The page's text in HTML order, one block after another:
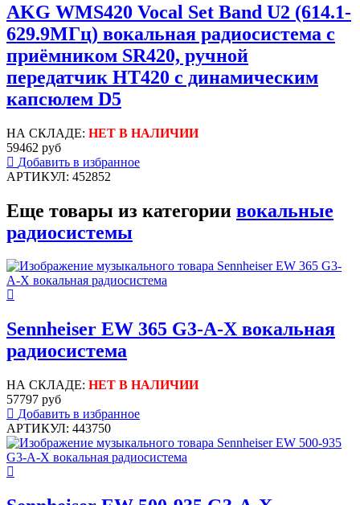
AKG WMS420 Vocal Set Band U2 (614.1-
629.9МГц) вокальная радиосистема с
приёмником SR420, ручной
передатчик HT420 с динамическим
капсюлем D5
НА СКЛАДЕ: НЕТ В НАЛИЧИИ
59462 руб
Добавить в избранное
АРТИКУЛ: 452852
Еще товары из категории вокальные
радиосистемы
Sennheiser EW 365 G3-A-X вокальная
радиосистема
НА СКЛАДЕ: НЕТ В НАЛИЧИИ
57797 руб
Добавить в избранное
АРТИКУЛ: 443750